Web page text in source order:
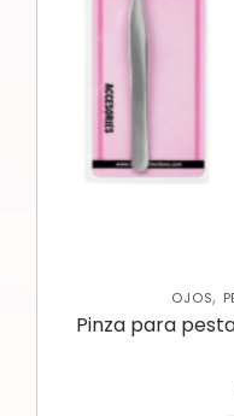
OJOS,
Pinza para